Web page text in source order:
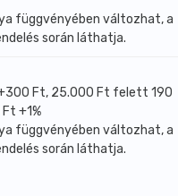
függvényében változhat, a
során láthatja.
Ft, 25.000 Ft felett 190
+1%
függvényében változhat, a
során láthatja.